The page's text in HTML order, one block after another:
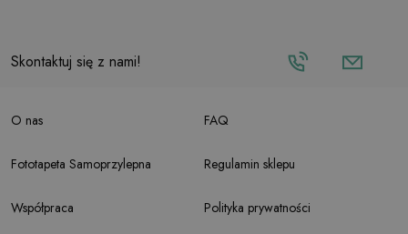
Skontaktuj się z nami!
O nas
Fototapeta Samoprzylepna
Współpraca
FAQ
Regulamin sklepu
Polityka prywatności